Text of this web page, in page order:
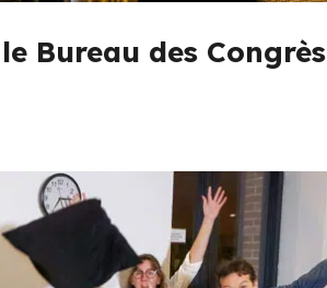
Bureau des Congrès